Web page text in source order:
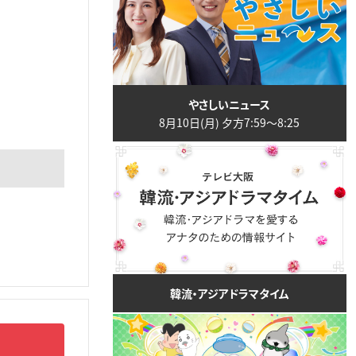
やさしいニュース
8月10日(月) 夕方7:59〜8:25
韓流・アジアドラマタイム